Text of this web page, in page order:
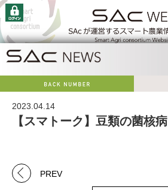
2023.04.14
【スマトーク】豆類の菌核病
PREV